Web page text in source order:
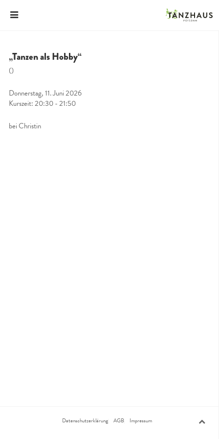
„Tanzen als Hobby“
()
Donnerstag, 11. Juni 2026
Kurszeit: 20:30 - 21:50
bei Christin
Datenschutzerklärung AGB Impressum